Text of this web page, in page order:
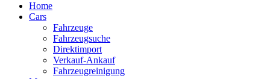
Home
Cars
Fahrzeuge
Fahrzeugsuche
Direktimport
Verkauf-Ankauf
Fahrzeugreinigung